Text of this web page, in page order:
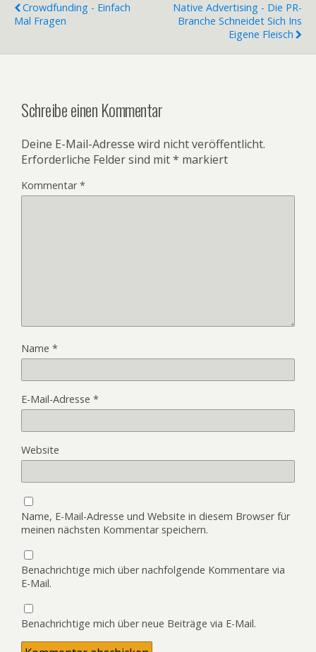
Crowdfunding - Einfach
Mal Fragen
Native Advertising - Die PR-
Branche Schneidet Sich Ins
Eigene Fleisch
Schreibe einen Kommentar
Deine E-Mail-Adresse wird nicht veröffentlicht.
Erforderliche Felder sind mit* markiert
Kommentar*
Name *
E-Mail-Adresse *
Website
Name, E-Mail-Adresse und Website in diesem Browser für
meinen nächsten Kommentar speichern.
Benachrichtige mich über nachfolgende Kommentare via
E-Mail.
Benachrichtige mich über neue Beiträge via E-Mail.